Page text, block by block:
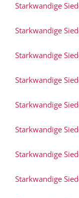
Starkwandige
Starkwandige
Starkwandige
Starkwandige
Starkwandige
Starkwandige
Starkwandige
Starkwandige